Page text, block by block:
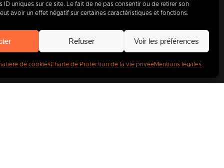
ID uniques sur ce site. Le fait de ne pas consentir ou de retirer son
avoir un effet négatif sur certaines caractéristiques et fonctions.
Refuser Voir les préférences
de cookiesCharte de Protection de la vie privéeMentions légales
.